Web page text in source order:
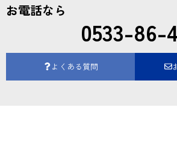
お電話なら
0533-86-
よくある質問